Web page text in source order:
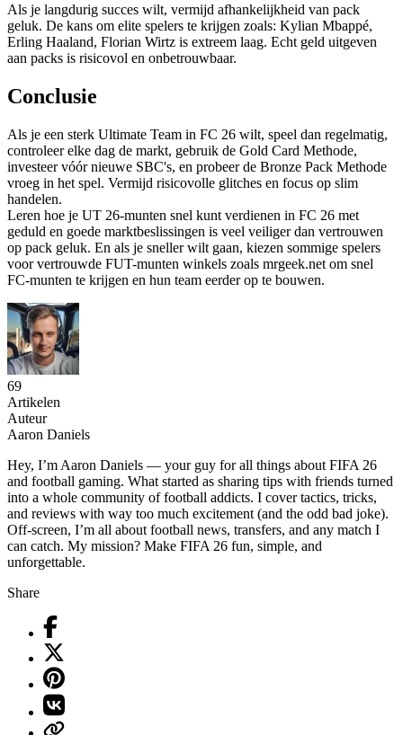
Als je langdurig succes wilt, vermijd afhankelijkheid van pack
geluk. De kans om elite spelers te krijgen zoals: Kylian Mbappé,
Erling Haaland, Florian Wirtz is extreem laag. Echt geld uitgeven
aan packs is risicovol en onbetrouwbaar.
Conclusie
Als je een sterk Ultimate Team in FC 26 wilt, speel dan regelmatig,
controleer elke dag de markt, gebruik de Gold Card Methode,
investeer vóór nieuwe SBC's, en probeer de Bronze Pack Methode
vroeg in het spel. Vermijd risicovolle glitches en focus op slim
handelen.
Leren hoe je UT 26-munten snel kunt verdienen in FC 26 met
geduld en goede marktbeslissingen is veel veiliger dan vertrouwen
op pack geluk. En als je sneller wilt gaan, kiezen sommige spelers
voor vertrouwde FUT-munten winkels zoals mrgeek.net om snel
FC-munten te krijgen en hun team eerder op te bouwen.
69
Artikelen
Auteur
Aaron Daniels
Hey, I’m Aaron Daniels — your guy for all things about FIFA 26
and football gaming. What started as sharing tips with friends turned
into a whole community of football addicts. I cover tactics, tricks,
and reviews with way too much excitement (and the odd bad joke).
Off-screen, I’m all about football news, transfers, and any match I
can catch. My mission? Make FIFA 26 fun, simple, and
unforgettable.
Share